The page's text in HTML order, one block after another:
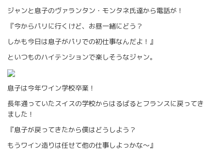
ジャンと息子のヴァランタン・モンタネ氏達から電話が！
『今からパリに行くけど、お昼一緒にどう？
しかも今日は息子がパリでの初仕事なんだよ！』
といつものハイテンションで楽しそうなジャン。
息子は今年ワイン学校卒業！
長年通っていたスイスの学校からはるばるとフランスに戻ってき
ました！
『息子が戻ってきたから僕はどうしよう？
もうワイン造りは任せて他の仕事しよっかな～』